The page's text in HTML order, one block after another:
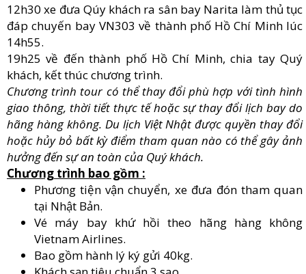
12h30 xe đưa Qúy khách ra sân bay Narita làm thủ tục
đáp chuyến bay VN303 về thành phố Hồ Chí Minh lúc
14h55.
19h25 về đến thành phố Hồ Chí Minh, chia tay Quý
khách, kết thúc chương trình.
Chương trình tour có thể thay đổi phù hợp với tình hình
giao thông, thời tiết thực tế hoặc sự thay đổi lịch bay do
hãng hàng không. Du lịch Việt Nhật được quyền thay đổi
hoặc hủy bỏ bất kỳ điểm tham quan nào có thể gây ảnh
hưởng đến sự an toàn của Quý khách.
Chương trình bao gồm :
Phương tiện vận chuyển, xe đưa đón tham quan
tại Nhật Bản.
Vé máy bay khứ hồi theo hãng hàng không
Vietnam Airlines.
Bao gồm hành lý ký gửi 40kg.